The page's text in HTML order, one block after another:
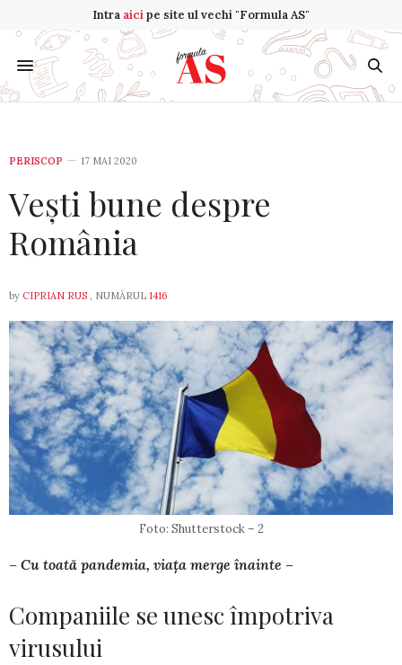
Intra aicipe site ul vechi "Formula AS"
PERISCOP 17 MAI 2020
Vești bune despre
România
by CIPRIAN RUS , NUMĂRUL 1416
Foto: Shutterstock – 2
– Cu toată pandemia, viața merge înainte –
Companiile se unesc împotriva
virusului